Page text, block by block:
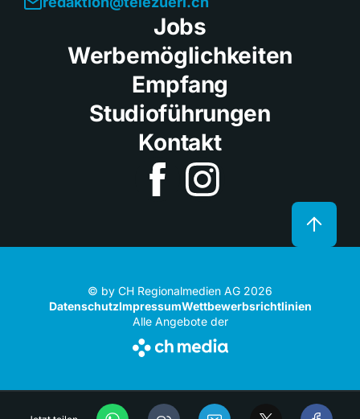
Jobs
Werbemöglichkeiten
Empfang
Studioführungen
Kontakt
© by CH Regionalmedien AG 2026
DatenschutzImpressumWettbewerbsrichtlinien
Alle Angebote der